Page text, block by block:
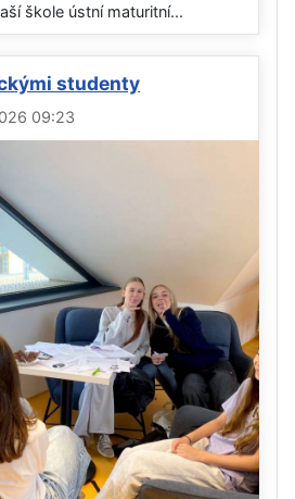
škole ústní maturitní...
studenty
09:23